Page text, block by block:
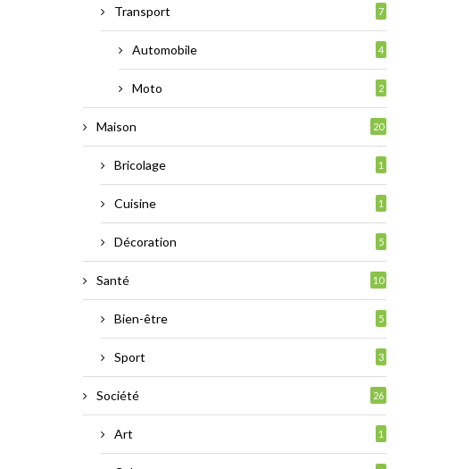
Transport 7
Automobile 4
Moto 2
Maison 20
Bricolage 1
Cuisine 1
Décoration 5
Santé 10
Bien-être 5
Sport 3
Société 26
Art 1